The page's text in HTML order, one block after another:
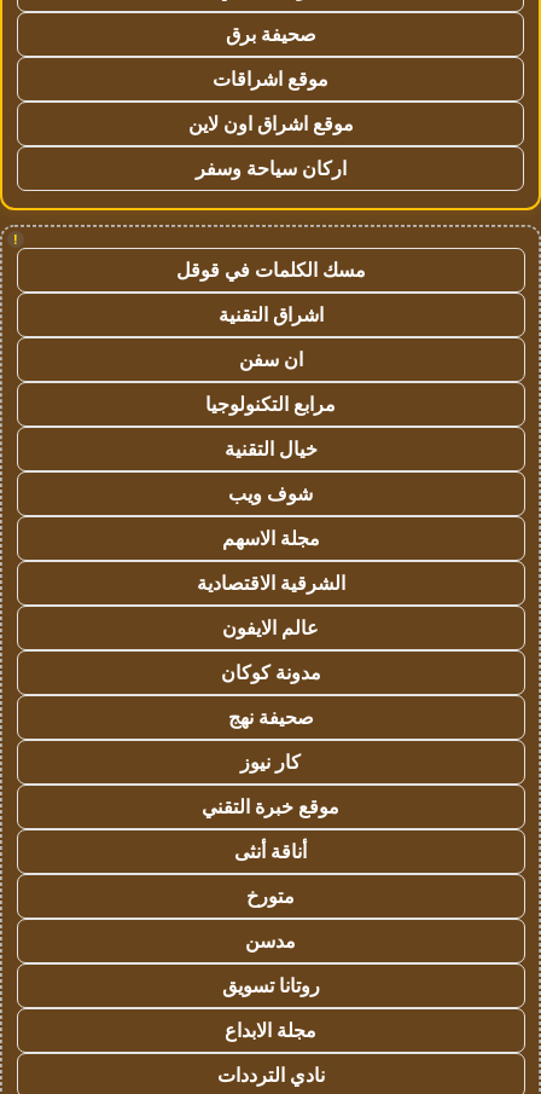
صحيفة برق
موقع اشراقات
موقع اشراق اون لاين
اركان سياحة وسفر
!
مسك الكلمات في قوقل
اشراق التقنية
ان سفن
مرابع التكنولوجيا
خيال التقنية
شوف ويب
مجلة الاسهم
الشرقية الاقتصادية
عالم الايفون
مدونة كوكان
صحيفة نهج
كار نيوز
موقع خبرة التقني
أناقة أنثى
متورخ
مدسن
روتانا تسويق
مجلة الابداع
نادي الترددات